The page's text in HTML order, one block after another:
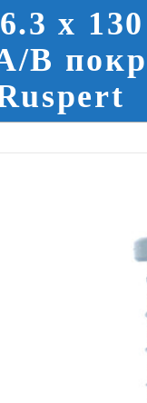
x
B